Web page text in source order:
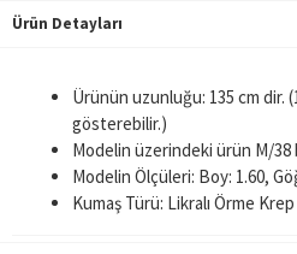
Ürün Detayları
Ürünün uzunluğu: 135 cm dir.
gösterebilir.)
Modelin üzerindeki ürün M/38
Modelin Ölçüleri: Boy: 1.60,
Kumaş Türü: Likralı Örme